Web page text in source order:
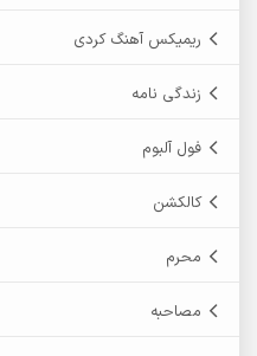
ریمیکس آهنگ کردی
زندگی نامه
فول آلبوم
کالکشن
محرم
مصاحبه